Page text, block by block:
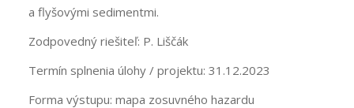
a flyšovými sedimentmi.
Zodpovedný riešiteľ: P. Liščák
Termín splnenia úlohy / projektu: 31.12.2023
Forma výstupu: mapa zosuvného hazardu